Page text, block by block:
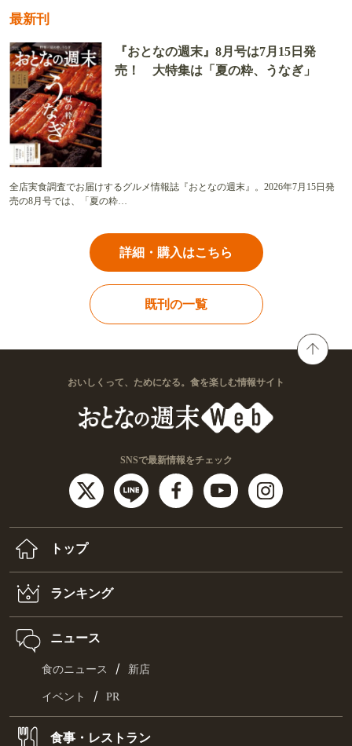
最新刊
『おとなの週末』8月号は7月15日発
売！ 大特集は「夏の粋、うなぎ」
全店実食調査でお届けするグルメ情報誌『おとなの週末』。2026年7月15日発
売の8月号では、「夏の粋…
詳細・購入はこちら
既刊の一覧
おいしくって、ためになる。食を楽しむ情報サイト
SNSで最新情報をチェック
トップ
ランキング
ニュース
食のニュース / 新店
イベント / PR
食事・レストラン